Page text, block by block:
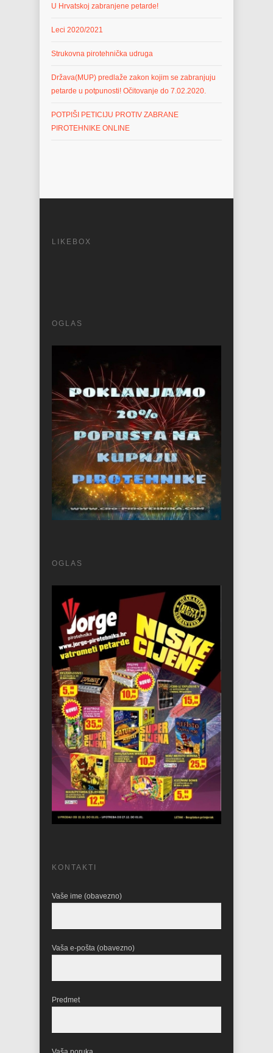
U Hrvatskoj zabranjene petarde!
Leci 2020/2021
Strukovna pirotehnička udruga
Država(MUP) predlaže zakon kojim se zabranjuju
petarde u potpunosti! Očitovanje do 7.02.2020.
POTPIŠI PETICIJU PROTIV ZABRANE
PIROTEHNIKE ONLINE
LIKEBOX
OGLAS
OGLAS
KONTAKTI
Vaše ime (obavezno)
Vaša e-pošta (obavezno)
Predmet